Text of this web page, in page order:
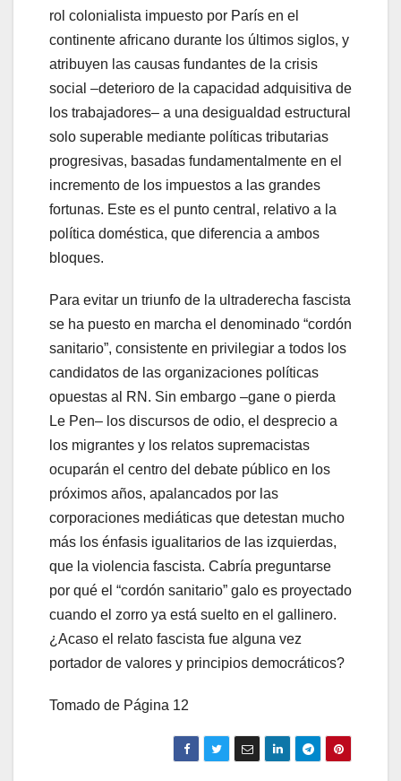
rol colonialista impuesto por París en el
continente africano durante los últimos siglos, y
atribuyen las causas fundantes de la crisis
social –deterioro de la capacidad adquisitiva de
los trabajadores– a una desigualdad estructural
solo superable mediante políticas tributarias
progresivas, basadas fundamentalmente en el
incremento de los impuestos a las grandes
fortunas. Este es el punto central, relativo a la
política doméstica, que diferencia a ambos
bloques.
Para evitar un triunfo de la ultraderecha fascista
se ha puesto en marcha el denominado “cordón
sanitario”, consistente en privilegiar a todos los
candidatos de las organizaciones políticas
opuestas al RN. Sin embargo –gane o pierda
Le Pen– los discursos de odio, el desprecio a
los migrantes y los relatos supremacistas
ocuparán el centro del debate público en los
próximos años, apalancados por las
corporaciones mediáticas que detestan mucho
más los énfasis igualitarios de las izquierdas,
que la violencia fascista. Cabría preguntarse
por qué el “cordón sanitario” galo es proyectado
cuando el zorro ya está suelto en el gallinero.
¿Acaso el relato fascista fue alguna vez
portador de valores y principios democráticos?
Tomado de Página 12